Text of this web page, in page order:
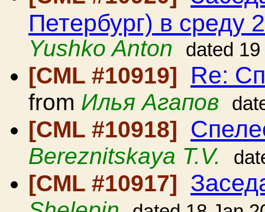
Петербург) в среду
Yushko Anton
dated
[CML #10919] Re:
from Илья Агапов
[CML #10918]
Bereznitskaya T.V.
[CML #10917]